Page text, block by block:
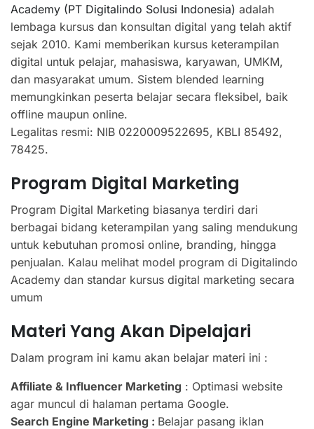
Academy (PT Digitalindo Solusi Indonesia) adalah
lembaga kursus dan konsultan digital yang telah aktif
sejak 2010. Kami memberikan kursus keterampilan
digital untuk pelajar, mahasiswa, karyawan, UMKM,
dan masyarakat umum. Sistem blended learning
memungkinkan peserta belajar secara fleksibel, baik
offline maupun online.
Legalitas resmi: NIB 0220009522695, KBLI 85492,
78425.
Program Digital Marketing
Program Digital Marketing biasanya terdiri dari
berbagai bidang keterampilan yang saling mendukung
untuk kebutuhan promosi online, branding, hingga
penjualan. Kalau melihat model program di Digitalindo
Academy dan standar kursus digital marketing secara
umum
Materi Yang Akan Dipelajari
Dalam program ini kamu akan belajar materi ini :
Affiliate & Influencer Marketing : Optimasi website
agar muncul di halaman pertama Google.
Search Engine Marketing : Belajar pasang iklan